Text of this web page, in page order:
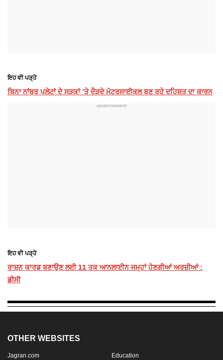
ਇਹ ਵੀ ਪੜ੍ਹੋ
ਬਿਨਾ ਨਾਂਬਰ ਪਲੇਟਾਂ ਦੇ ਸੜਕਾਂ ’ਤੇ ਦੌੜਦੇ ਮੋਟਰਸਾਈਕਲ ਬਣ ਰਹੇ ਦਹਿਸ਼ਤ ਦਾ ਕਾਰਨ
ਇਹ ਵੀ ਪੜ੍ਹੋ
ਰਾਸ਼ਨ ਕਾਰਡ ਬਣਾਉਣ ਲਈ 11 ਤਕ ਆਨਲਾਈਨ ਜਮ੍ਹਾਂ ਹੋਣਗੀਆਂ ਅਰਜ਼ੀਆਂ :
ਡੀਸੀ
OTHER WEBSITES
Jagran.com Education